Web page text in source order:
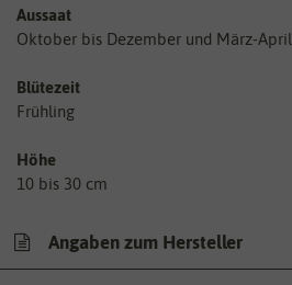
Aussaat
Oktober bis Dezember und März-April
Blütezeit
Frühling
Höhe
10 bis 30 cm
Angaben zum Hersteller